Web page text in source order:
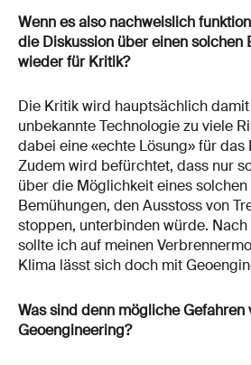
Wenn es also nachweislich
die Diskussion über einen solchen
wieder für Kritik?
Die Kritik wird hauptsächlich
unbekannte Technologie zu viele
dabei eine «echte Lösung» für das
Zudem wird befürchtet, dass nur
über die Möglichkeit eines solchen
Bemühungen, den Ausstoss von
stoppen, unterbinden würde.
sollte ich auf meinen
Klima lässt sich doch mit
Was sind denn mögliche Gefahren
Geoengineering?